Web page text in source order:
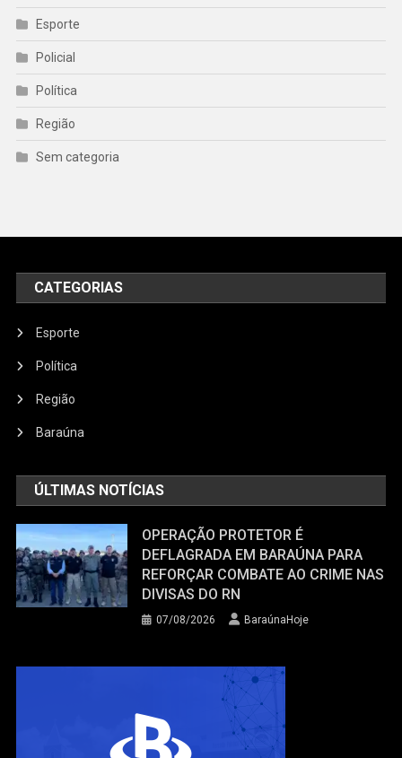
Esporte
Policial
Política
Região
Sem categoria
CATEGORIAS
Esporte
Política
Região
Baraúna
ÚLTIMAS NOTÍCIAS
OPERAÇÃO PROTETOR É
DEFLAGRADA EM BARAÚNA PARA
REFORÇAR COMBATE AO CRIME NAS
DIVISAS DO RN
07/08/2026 BaraúnaHoje